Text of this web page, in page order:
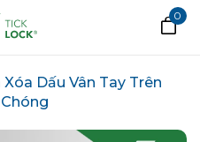
0
Xóa Dấu Vân Tay Trên